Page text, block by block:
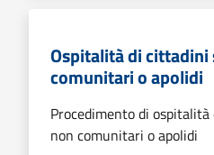
Ospitalità di cittadini
comunitari o apolidi
Procedimento di
non comunitari o apolidi